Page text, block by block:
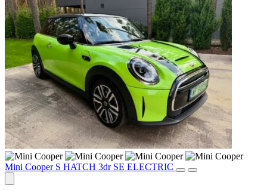
Mini Cooper S HATCH 3dr SE ELECTRIC